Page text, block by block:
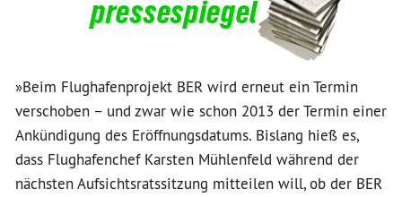
pressespiegel
»Beim Flughafenprojekt BER wird erneut ein Termin
verschoben – und zwar wie schon 2013 der Termin einer
Ankündigung des Eröffnungsdatums. Bislang hieß es,
dass Flughafenchef Karsten Mühlenfeld während der
nächsten Aufsichtsratssitzung mitteilen will, ob der BER